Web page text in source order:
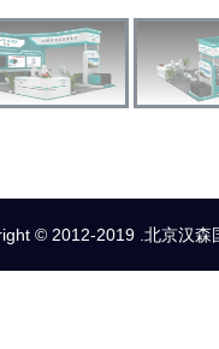
© 2012-2019 .北京汉